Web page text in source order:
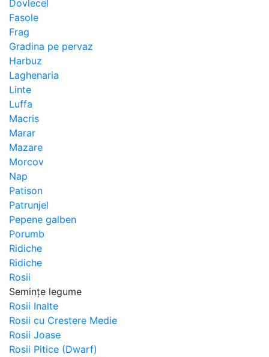
Dovlecel
Fasole
Frag
Gradina pe pervaz
Harbuz
Laghenaria
Linte
Luffa
Macris
Marar
Mazare
Morcov
Nap
Patison
Patrunjel
Pepene galben
Porumb
Ridiche
Ridiche
Rosii
Semințe legume
Rosii Inalte
Rosii cu Crestere Medie
Rosii Joase
Rosii Pitice (Dwarf)